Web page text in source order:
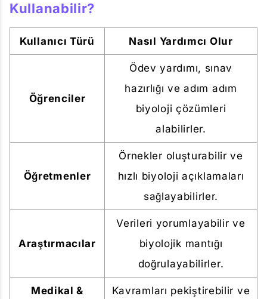
Kullanabilir?
Kullanıcı Türü Nasıl Yardımcı Olur
Öğrenciler
Ödev yardımı, sınav
hazırlığı ve adım adım
biyoloji çözümleri
alabilirler.
Öğretmenler
Örnekler oluşturabilir ve
hızlı biyoloji açıklamaları
sağlayabilirler.
Araştırmacılar
Verileri yorumlayabilir ve
biyolojik mantığı
doğrulayabilirler.
Medikal &
Kavramları pekiştirebilir ve